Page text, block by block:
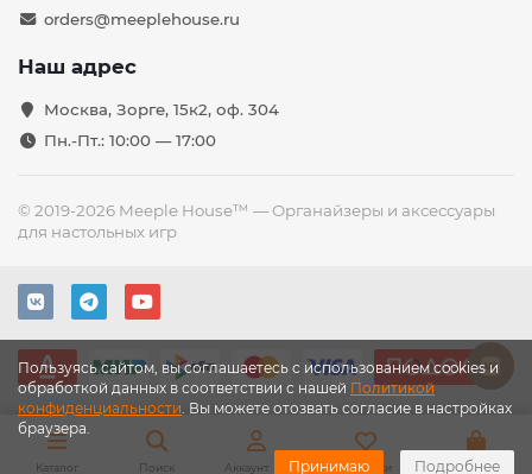
Пользуясь сайтом, вы соглашаетесь с использованием cookies и
обработкой данных в соответствии с нашей Политикой
конфиденциальности. Вы можете отозвать согласие в настройках
браузера.
Принимаю Подробнее
orders@meeplehouse.ru
Наш адрес
Москва, Зорге, 15к2, оф. 304
Пн.-Пт.: 10:00 — 17:00
© 2019-2026 Meeple House™ — Органайзеры и аксессуары
для настольных игр
Каталог Поиск Аккаунт Закладки Корзина